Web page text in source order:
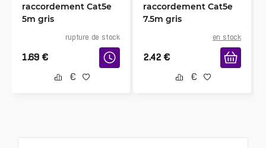
raccordement Cat5e
5m gris
rupture de stock
1.69 €
raccordement Cat5e
7.5m gris
en stock
2.42 €